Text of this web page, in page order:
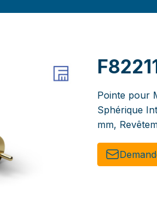
Pointe pour
Sphérique
mm,